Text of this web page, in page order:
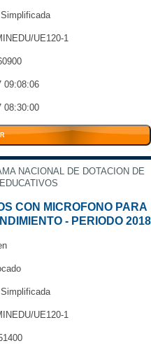
UE120-1
09:08:06
08:30:00
NACIONAL DE DOTACION DE
CON MICROFONO PARA
- PERIODO 2018
UE120-1